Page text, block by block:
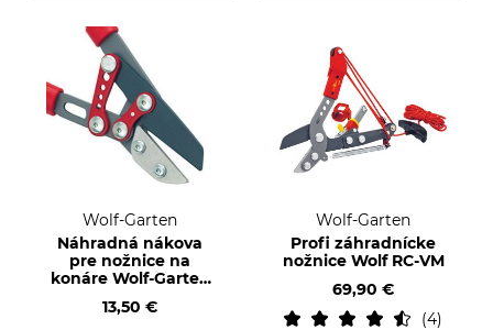
Wolf-Garten
Náhradná nákova
pre nožnice na
konáre Wolf-Garten
13,50 €
Wolf-Garten
Profi záhradnícke
nožnice Wolf RC-VM
69,90 €
4